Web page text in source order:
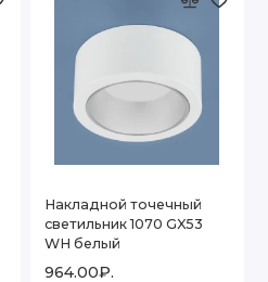
Накладной точечный
светильник 1070 GX53
WH белый
964.00₽.